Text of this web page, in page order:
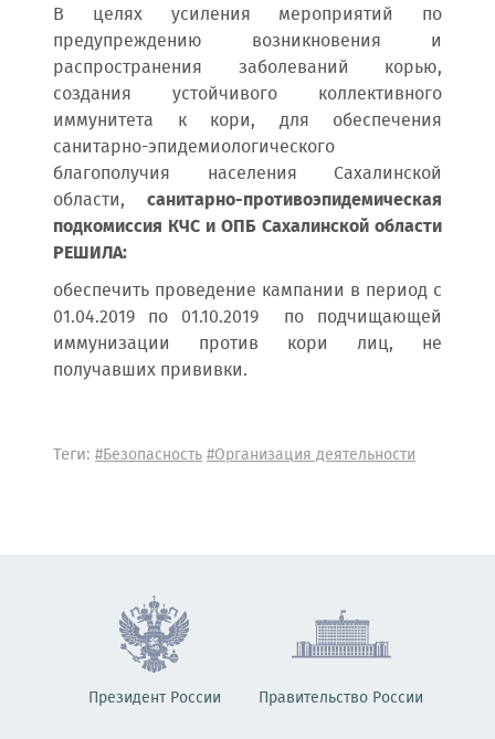
В целях усиления мероприятий по
предупреждению возникновения и
распространения заболеваний корью,
создания устойчивого коллективного
иммунитета к кори, для обеспечения
санитарно-эпидемиологического
благополучия населения Сахалинской
области, санитарно-противоэпидемическая
подкомиссия КЧС и ОПБ Сахалинской области
РЕШИЛА:
обеспечить проведение кампании в период с
01.04.2019 по 01.10.2019 по подчищающей
иммунизации против кори лиц, не
получавших прививки.
Теги: #Безопасность#Организация деятельности
Президент России Правительство России